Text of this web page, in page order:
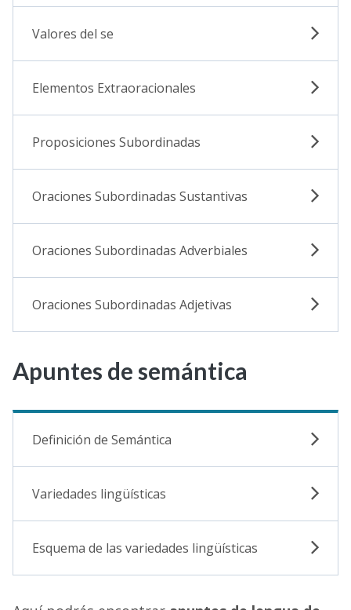
Valores del se
Elementos Extraoracionales
Proposiciones Subordinadas
Oraciones Subordinadas Sustantivas
Oraciones Subordinadas Adverbiales
Oraciones Subordinadas Adjetivas
Apuntes de semántica
Definición de Semántica
Variedades lingüísticas
Esquema de las variedades lingüísticas